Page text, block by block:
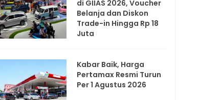
di GIIAS 2026, Voucher
Belanja dan Diskon
Trade-in Hingga Rp 18
Juta
Kabar Baik, Harga
Pertamax Resmi Turun
Per 1 Agustus 2026